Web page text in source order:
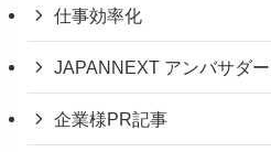
仕事効率化
JAPANNEXT アンバサダ
企業様PR記事